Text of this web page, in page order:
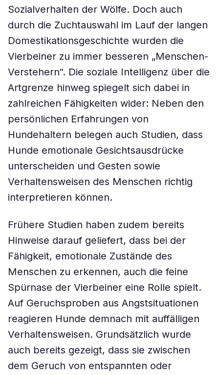
Sozialverhalten der Wölfe. Doch auch
durch die Zuchtauswahl im Lauf der langen
Domestikationsgeschichte wurden die
Vierbeiner zu immer besseren „Menschen-
Verstehern“. Die soziale Intelligenz über die
Artgrenze hinweg spiegelt sich dabei in
zahlreichen Fähigkeiten wider: Neben den
persönlichen Erfahrungen von
Hundehaltern belegen auch Studien, dass
Hunde emotionale Gesichtsausdrücke
unterscheiden und Gesten sowie
Verhaltensweisen des Menschen richtig
interpretieren können.
Frühere Studien haben zudem bereits
Hinweise darauf geliefert, dass bei der
Fähigkeit, emotionale Zustände des
Menschen zu erkennen, auch die feine
Spürnase der Vierbeiner eine Rolle spielt.
Auf Geruchsproben aus Angstsituationen
reagieren Hunde demnach mit auffälligen
Verhaltensweisen. Grundsätzlich wurde
auch bereits gezeigt, dass sie zwischen
dem Geruch von entspannten oder